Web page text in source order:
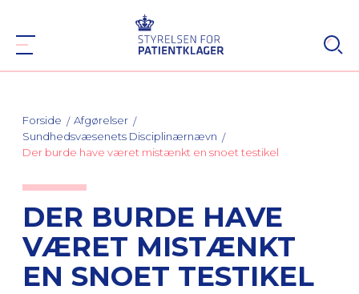
Forside
Afgørelser
Sundhedsvæsenets Disciplinærnævn
Der burde have været mistænkt en snoet testikel
DER BURDE HAVE
VÆRET MISTÆNKT
EN SNOET TESTIKEL